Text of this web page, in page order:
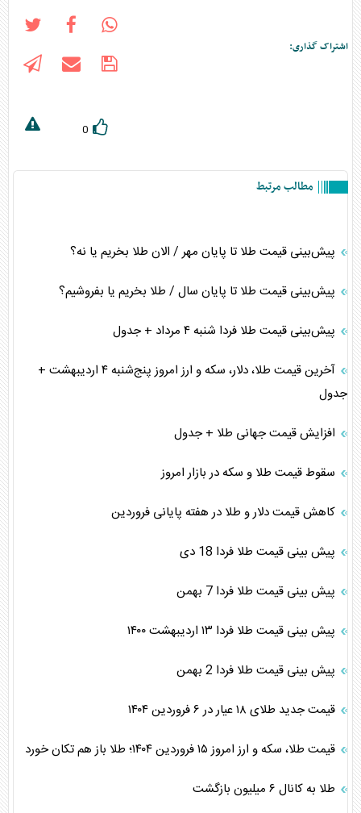
اشتراک گذاری:
0
مطالب مرتبط
پیش‌بینی قیمت طلا تا پایان مهر / الان طلا بخریم یا نه؟
پیش‌بینی قیمت طلا تا پایان سال / طلا بخریم یا بفروشیم؟
پیش‌بینی قیمت طلا فردا شنبه ۴ مرداد + جدول
آخرین قیمت طلا، دلار، سکه و ارز امروز پنج‌شنبه ۴ اردیبهشت +
جدول
افزایش قیمت جهانی طلا + جدول
سقوط قیمت طلا و سکه در بازار امروز
کاهش قیمت دلار و طلا در هفته پایانی فروردین
پیش بینی قیمت طلا فردا 18 دی
پیش بینی قیمت طلا فردا 7 بهمن
پیش بینی قیمت طلا فردا ۱۳ اردیبهشت ۱۴۰۰
پیش بینی قیمت طلا فردا 2 بهمن
قیمت جدید طلای ۱۸ عیار در ۶ فروردین ۱۴۰۴
قیمت طلا، سکه و ارز امروز ۱۵ فروردین ۱۴۰۴؛ طلا باز هم تکان خورد
طلا به کانال ۶ میلیون بازگشت